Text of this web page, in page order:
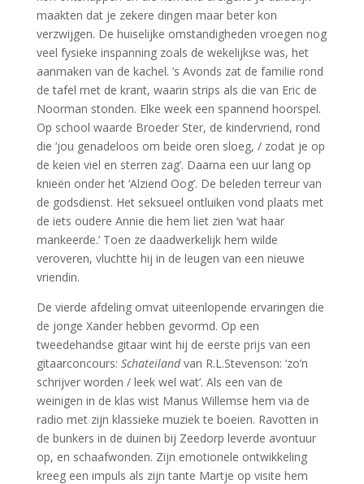
maakten dat je zekere dingen maar beter kon
verzwijgen. De huiselijke omstandigheden vroegen nog
veel fysieke inspanning zoals de wekelijkse was, het
aanmaken van de kachel. ’s Avonds zat de familie rond
de tafel met de krant, waarin strips als die van Eric de
Noorman stonden. Elke week een spannend hoorspel.
Op school waarde Broeder Ster, de kindervriend, rond
die ‘jou genadeloos om beide oren sloeg, / zodat je op
de keien viel en sterren zag’. Daarna een uur lang op
knieën onder het ‘Alziend Oog’. De beleden terreur van
de godsdienst. Het seksueel ontluiken vond plaats met
de iets oudere Annie die hem liet zien ‘wat haar
mankeerde.’ Toen ze daadwerkelijk hem wilde
veroveren, vluchtte hij in de leugen van een nieuwe
vriendin.
De vierde afdeling omvat uiteenlopende ervaringen die
de jonge Xander hebben gevormd. Op een
tweedehandse gitaar wint hij de eerste prijs van een
gitaarconcours: Schateilandvan R.L.Stevenson: ‘zo’n
schrijver worden / leek wel wat’. Als een van de
weinigen in de klas wist Manus Willemse hem via de
radio met zijn klassieke muziek te boeien. Ravotten in
de bunkers in de duinen bij Zeedorp leverde avontuur
op, en schaafwonden. Zijn emotionele ontwikkeling
kreeg een impuls als zijn tante Martje op visite hem